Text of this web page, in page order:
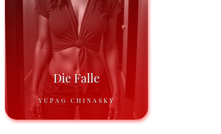
Die Falle
YUPAG CHINASKY